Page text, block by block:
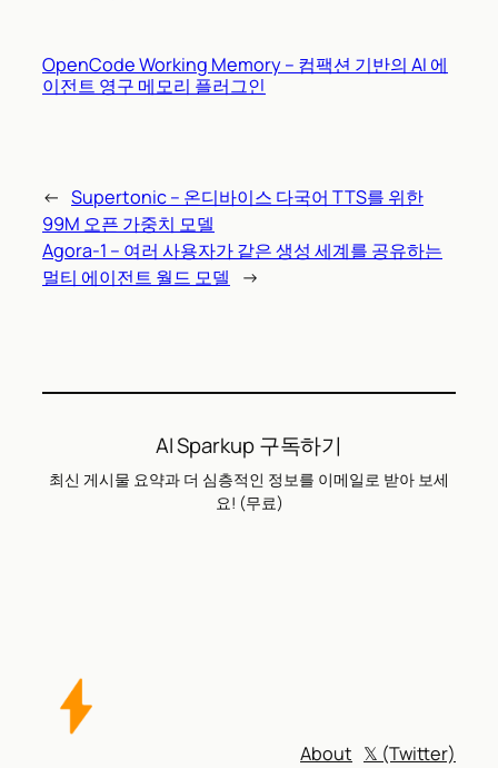
OpenCode Working Memory – 컴팩션 기반의 AI 에
이전트 영구 메모리 플러그인
← Supertonic – 온디바이스 다국어 TTS를 위한
99M 오픈 가중치 모델
Agora-1 – 여러 사용자가 같은 생성 세계를 공유하는
멀티 에이전트 월드 모델
→
AI Sparkup 구독하기
최신 게시물 요약과 더 심층적인 정보를 이메일로 받아 보세
요! (무료)
About 𝕏 (Twitter)